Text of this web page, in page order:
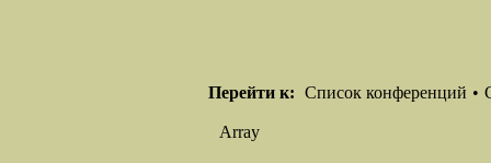
Перейти к: Список конференций •
Array